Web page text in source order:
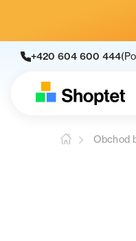
+420 604 600 444
Obchod